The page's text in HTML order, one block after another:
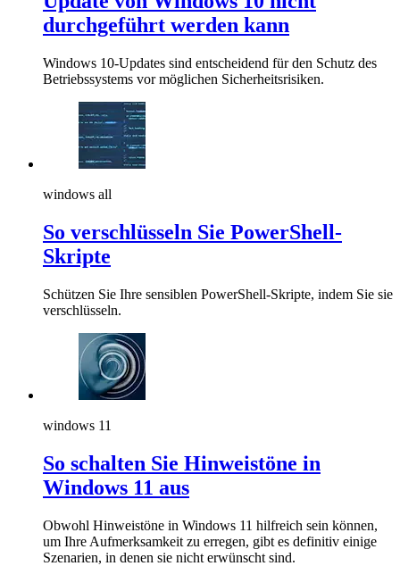
durchgeführt werden kann
Windows 10-Updates sind entscheidend für den Schutz des
Betriebssystems vor möglichen Sicherheitsrisiken.
windows all
So verschlüsseln Sie PowerShell-
Skripte
Schützen Sie Ihre sensiblen PowerShell-Skripte, indem Sie sie
verschlüsseln.
windows 11
So schalten Sie Hinweistöne in
Windows 11 aus
Obwohl Hinweistöne in Windows 11 hilfreich sein können,
um Ihre Aufmerksamkeit zu erregen, gibt es definitiv einige
Szenarien, in denen sie nicht erwünscht sind.